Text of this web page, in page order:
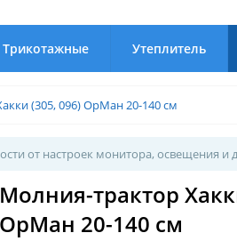
Трикотажные Утеплитель
(305, 096) ОрМан 20-140 см
от настроек монитора, освещения и
Молния-трактор
ОрМан 20-140 см